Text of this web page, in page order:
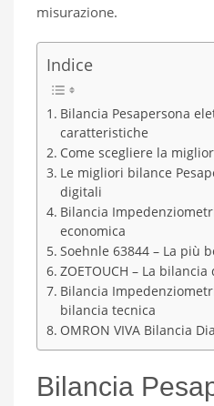
misurazione.
Indice
Bilancia Pesapersona
caratteristiche
Come scegliere la
Le migliori bilance
digitali
Bilancia
economica
Soehnle 63844 – La più
ZOETOUCH – La
Bilancia
bilancia tecnica
OMRON VIVA Bilancia
Bilancia